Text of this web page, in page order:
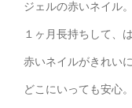
ジェルの赤いネイル。
１ヶ月長持ちして、
赤いネイルがきれい
どこにいっても安心。